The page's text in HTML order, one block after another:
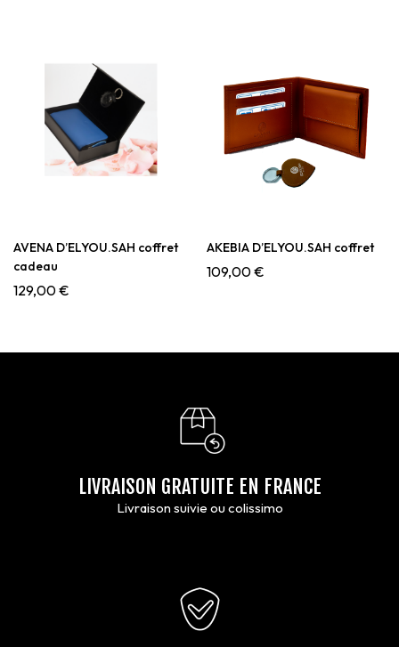
AVENA D’ELYOU.SAH coffret
cadeau
129,00€
AKEBIA D’ELYOU.SAH coffret
109,00€
LIVRAISON GRATUITE EN FRANCE
Livraison suivie ou colissimo